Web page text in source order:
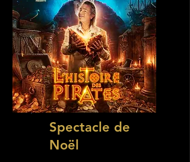
Spectacle de
Noël